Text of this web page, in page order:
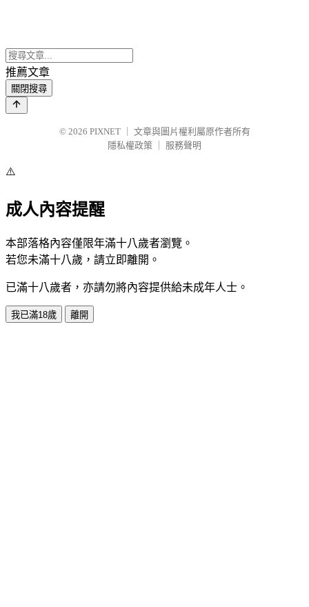
推薦文章
關閉搜尋
© 2026 PIXNET
文章與圖片權利屬原作者所有
隱私權政策
服務聲明
⚠️
成人內容提醒
本部落格內容僅限年滿十八歲者瀏覽。
若您未滿十八歲，請立即離開。
已滿十八歲者，亦請勿將內容提供給未成年人士。
我已滿18歲 離開